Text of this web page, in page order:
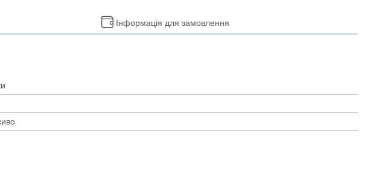
Інформація для замовлення